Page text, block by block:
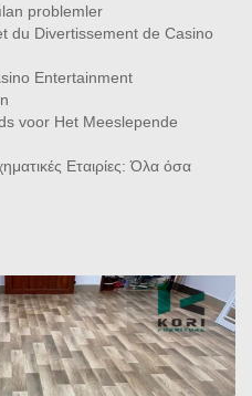
problemler
du Divertissement de Casino
Entertainment
voor Het Meeslepende
Εταιρίες: Όλα όσα